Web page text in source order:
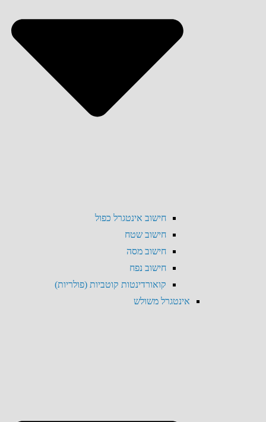
חישוב אינטגרל כפול
חישוב שטח
חישוב מסה
חישוב נפח
קואורדינטות קוטביות (פולריות)
אינטגרל משולש